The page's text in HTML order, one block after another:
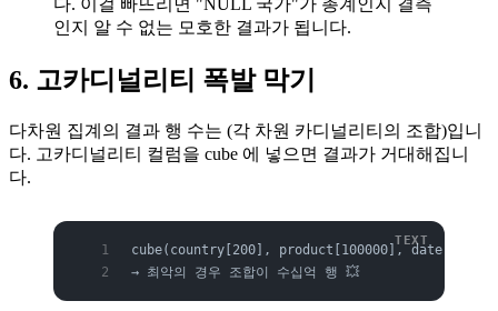
다. 이걸 빠뜨리면 "NULL 국가"가 총계인지 결측
인지 알 수 없는 모호한 결과가 됩니다.
6. 고카디널리티 폭발 막기
다차원 집계의 결과 행 수는 (각 차원 카디널리티의 조합)입니
다. 고카디널리티 컬럼을 cube 에 넣으면 결과가 거대해집니
다.
cube(country[200], product[100000], date[365])
→ 최악의 경우 조합이 수십억 행 💥